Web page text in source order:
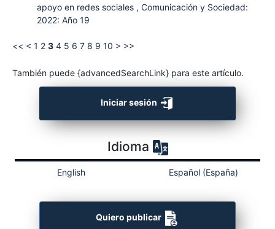
apoyo en redes sociales , Comunicación y Sociedad:
2022: Año 19
<< < 1 2 3 4 5 6 7 8 9 10 > >>
También puede {advancedSearchLink} para este artículo.
Iniciar sesión
Idioma
English Español (España)
Quiero publicar